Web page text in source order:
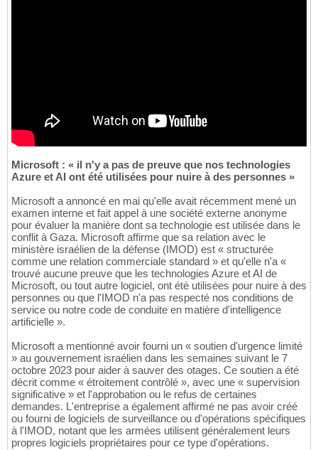
Microsoft : « il n'y a pas de preuve que nos technologies
Azure et AI ont été utilisées pour nuire à des personnes »
Microsoft a annoncé en mai qu'elle avait récemment mené un
examen interne et fait appel à une société externe anonyme
pour évaluer la manière dont sa technologie est utilisée dans le
conflit à Gaza. Microsoft affirme que sa relation avec le
ministère israélien de la défense (IMOD) est « structurée
comme une relation commerciale standard » et qu'elle n'a «
trouvé aucune preuve que les technologies Azure et AI de
Microsoft, ou tout autre logiciel, ont été utilisées pour nuire à des
personnes ou que l'IMOD n'a pas respecté nos conditions de
service ou notre code de conduite en matière d'intelligence
artificielle ».
Microsoft a mentionné avoir fourni un « soutien d'urgence limité
» au gouvernement israélien dans les semaines suivant le 7
octobre 2023 pour aider à sauver des otages. Ce soutien a été
décrit comme « étroitement contrôlé », avec une « supervision
significative » et l'approbation ou le refus de certaines
demandes. L'entreprise a également affirmé ne pas avoir créé
ou fourni de logiciels de surveillance ou d'opérations spécifiques
à l'IMOD, notant que les armées utilisent généralement leurs
propres logiciels propriétaires pour ce type d'opérations.